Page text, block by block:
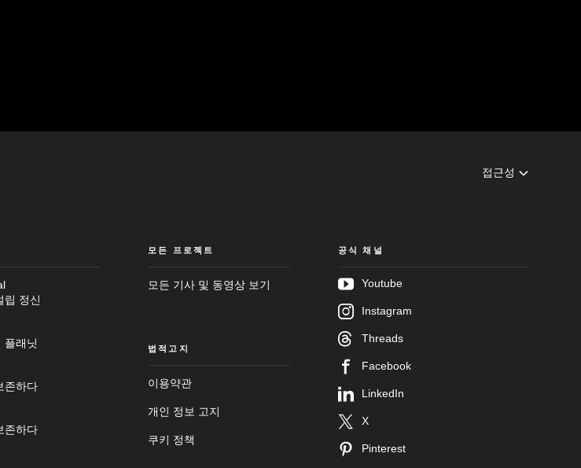
접근성
립 정신
플래닛
존하다
존하다
모든 프로젝트
모든 기사 및 동영상 보기
법적고지
이용약관
개인 정보 고지
쿠키 정책
공식 채널
Youtube
Instagram
Threads
Facebook
LinkedIn
X
Pinterest